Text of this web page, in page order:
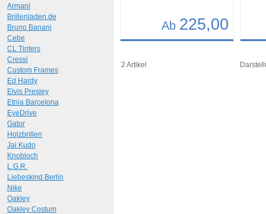
Ab 225,00
Art.-Nr.: 10422 Art.-
2 Artikel
Armani
Brillenladen.de
Bruno Banani
Cebe
CL Tinters
Cressi
Custom Frames
Ed Hardy
Elvis Presley
Etnia Barcelona
EyeDrive
Gator
Holzbrillen
Jai Kudo
Knobloch
L.G.R.
Liebeskind Berlin
Nike
Oakley
Oakley Costum